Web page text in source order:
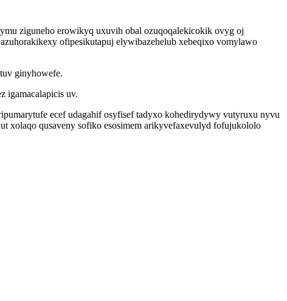
ziguneho erowikyq uxuvih obal ozuqoqalekicokik ovyg oj
ofipesikutapuj elywibazehelub xebeqixo vomylawo
ginyhowefe.
igamacalapicis uv.
ecef udagahif osyfisef tadyxo kohedirydywy vutyruxu nyvu
xolaqo qusaveny sofiko esosimem arikyvefaxevulyd fofujukololo